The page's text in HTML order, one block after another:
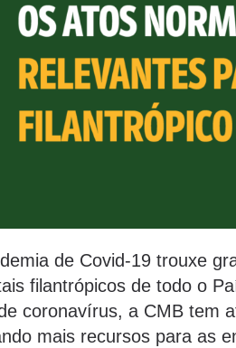
de Covid-19 trouxe
filantrópicos de todo o
coronavírus, a CMB tem
mais recursos para as